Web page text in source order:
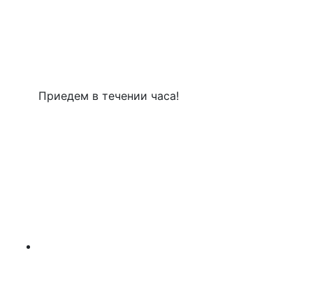
Приедем в течении часа!